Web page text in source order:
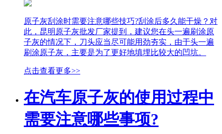
原子灰刮涂时需要注意哪些技巧?刮涂后多久能干燥？对
此，昆明原子灰批发厂家提到，建议您在头一遍刷涂原
子灰的情况下，刀头应当尽可能用劲夯实，由于头一遍
刷涂原子灰，主要是为了更好地填埋比较大的凹坑。
点击查看更多>>
在汽车原子灰的使用过程中
需要注意哪些事项?